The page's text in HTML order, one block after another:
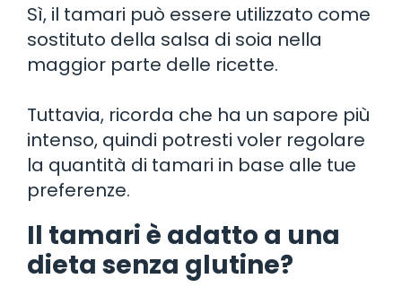
Sì, il tamari può essere utilizzato come
sostituto della salsa di soia nella
maggior parte delle ricette.
Tuttavia, ricorda che ha un sapore più
intenso, quindi potresti voler regolare
la quantità di tamari in base alle tue
preferenze.
Il tamari è adatto a una
dieta senza glutine?